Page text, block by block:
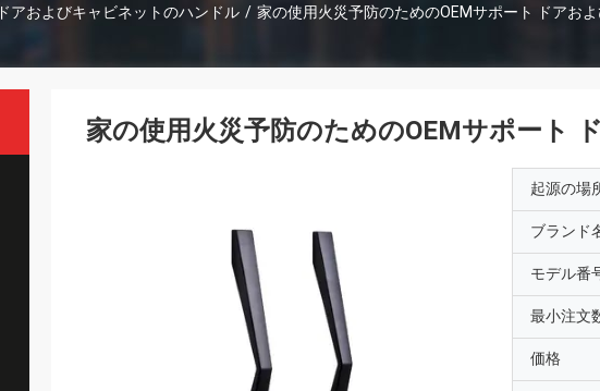
ドアおよびキャビネットのハンドル / 家の使用火災予防のためのOEMサポート ドアお
家の使用火災予防のためのOEMサポート
起源の場
ブランド
モデル番
最小注文
価格